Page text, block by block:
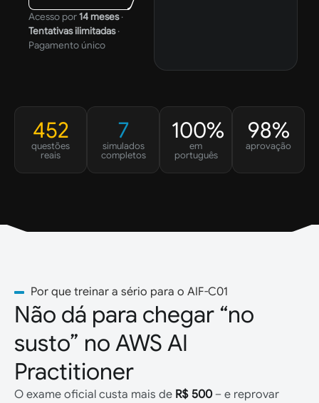
Acesso por14 meses·
Tentativas ilimitadas·
Pagamento único
452
questões
reais
7
simulados
completos
100%
em
português
98%
aprovação
Por que treinar a sério para o AIF-C01
Não dá para chegar “no
susto” no AWS AI
Practitioner
O exame oficial custa mais de R$ 500– e reprovar